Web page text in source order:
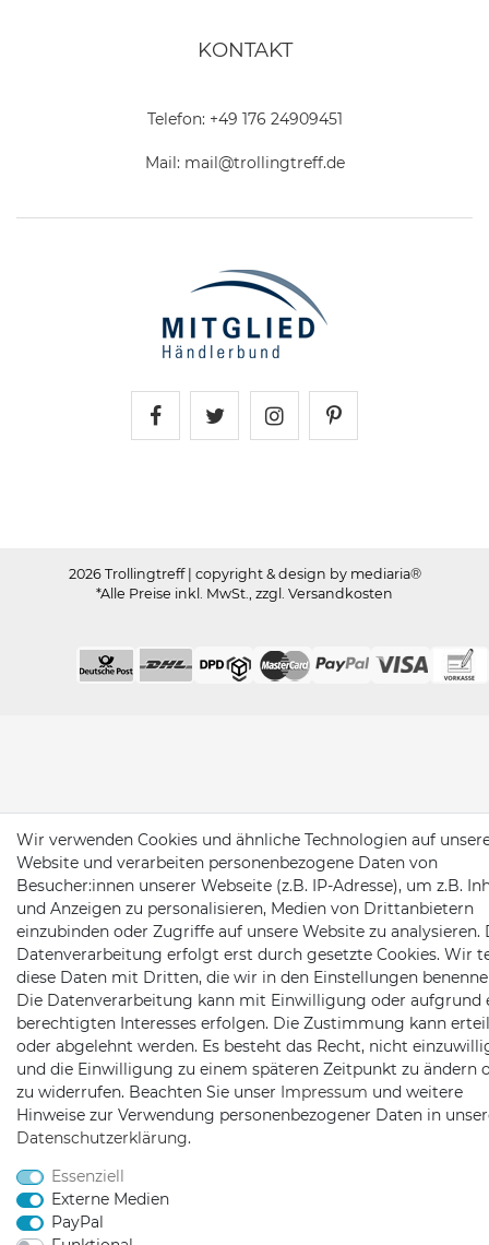
KONTAKT
Telefon: +49 176 24909451
Mail: mail@trollingtreff.de
2026 Trollingtreff | copyright & design by mediaria®
*Alle Preise inkl. MwSt., zzgl. Versandkosten
Wir verwenden Cookies und ähnliche Technologien auf
Website und verarbeiten personenbezogene Daten von
Besucher:innen unserer Webseite (z.B. IP-Adresse), um z.B.
und Anzeigen zu personalisieren, Medien von Drittanbietern
einzubinden oder Zugriffe auf unsere Website zu analysieren.
Datenverarbeitung erfolgt erst durch gesetzte Cookies. Wir
diese Daten mit Dritten, die wir in den Einstellungen
Die Datenverarbeitung kann mit Einwilligung oder aufgrund
berechtigten Interesses erfolgen. Die Zustimmung kann
oder abgelehnt werden. Es besteht das Recht, nicht
und die Einwilligung zu einem späteren Zeitpunkt zu ändern
zu widerrufen. Beachten Sie unser Impressum und weitere
Hinweise zur Verwendung personenbezogener Daten in
Daten­schutz­erklärung.
Essenziell
Externe Medien
PayPal